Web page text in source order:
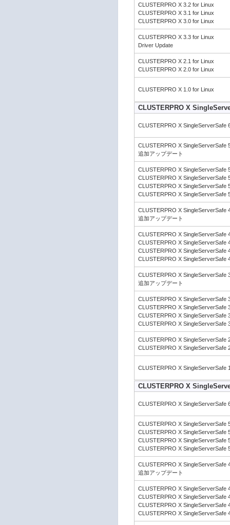
CLUSTERPRO X 3.2 for Linux
CLUSTERPRO X 3.1 for Linux
CLUSTERPRO X 3.0 for Linux
CLUSTERPRO X 3.3 for Linux
Driver Update
CLUSTERPRO X 2.1 for Linux
CLUSTERPRO X 2.0 for Linux
CLUSTERPRO X 1.0 for Linux
CLUSTERPRO X
CLUSTERPRO X SingleServerSafe
CLUSTERPRO X SingleServerSafe
追加アップデート
CLUSTERPRO X SingleServerSafe
CLUSTERPRO X SingleServerSafe
CLUSTERPRO X SingleServerSafe
CLUSTERPRO X SingleServerSafe
CLUSTERPRO X SingleServerSafe
追加アップデート
CLUSTERPRO X SingleServerSafe
CLUSTERPRO X SingleServerSafe
CLUSTERPRO X SingleServerSafe
CLUSTERPRO X SingleServerSafe
CLUSTERPRO X SingleServerSafe
追加アップデート
CLUSTERPRO X SingleServerSafe
CLUSTERPRO X SingleServerSafe
CLUSTERPRO X SingleServerSafe
CLUSTERPRO X SingleServerSafe
CLUSTERPRO X SingleServerSafe
CLUSTERPRO X SingleServerSafe
CLUSTERPRO X SingleServerSafe
CLUSTERPRO X
CLUSTERPRO X SingleServerSafe
CLUSTERPRO X SingleServerSafe
CLUSTERPRO X SingleServerSafe
CLUSTERPRO X SingleServerSafe
CLUSTERPRO X SingleServerSafe
CLUSTERPRO X SingleServerSafe
追加アップデート
CLUSTERPRO X SingleServerSafe
CLUSTERPRO X SingleServerSafe
CLUSTERPRO X SingleServerSafe
CLUSTERPRO X SingleServerSafe